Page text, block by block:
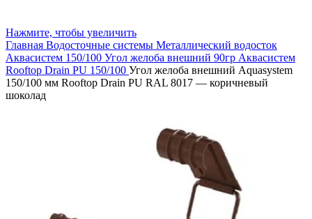
Нажмите, чтобы увеличить
Главная Водосточные системы Металлический водосток
Аквасистем 150/100 Угол желоба внешний 90гр Аквасистем
Rooftop Drain PU 150/100 Угол желоба внешний Aquasystem
150/100 мм Rooftop Drain PU RAL 8017 — коричневый
шоколад